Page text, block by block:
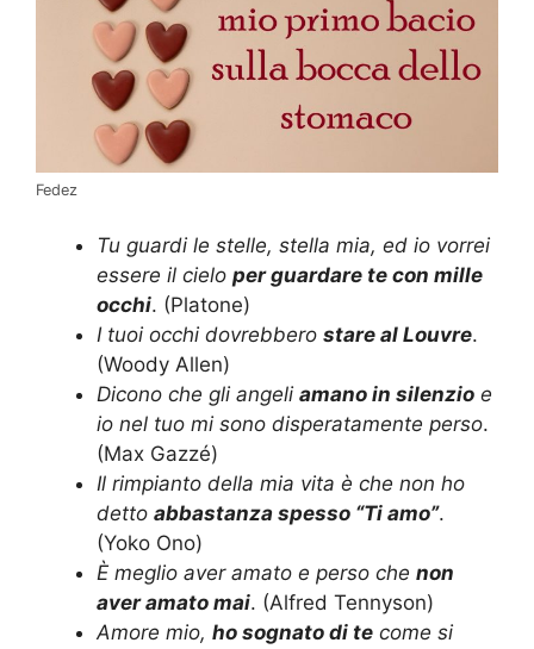
Fedez
Tu guardi le stelle, stella mia, ed io vorrei
essere il cielo per guardare te con mille
occhi. (Platone)
I tuoi occhi dovrebbero stare al Louvre.
(Woody Allen)
Dicono che gli angeli amano in silenzio e
io nel tuo mi sono disperatamente perso.
(Max Gazzé)
Il rimpianto della mia vita è che non ho
detto abbastanza spesso “Ti amo”.
(Yoko Ono)
È meglio aver amato e perso che non
aver amato mai. (Alfred Tennyson)
Amore mio, ho sognato di te come si